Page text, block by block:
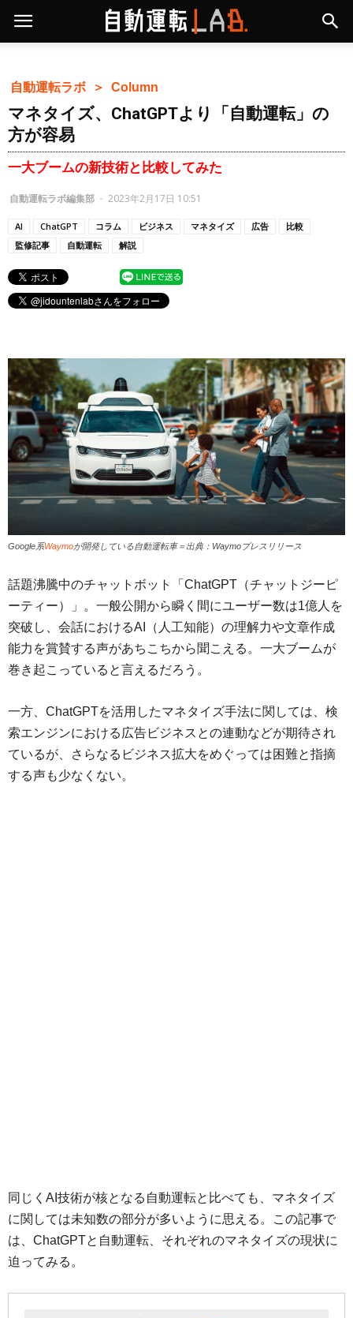
自動運転ラボ ＞ Column
マネタイズ、ChatGPTより「自動運転」の
方が容易
一大ブームの新技術と比較してみた
自動運転ラボ編集部 - 2023年2月17日 10:51
AI ChatGPT コラム ビジネス マネタイズ 広告
比較
監修記事
自動運転 解説
Google系Waymoが開発している自動運転車＝出典：Waymoプレスリリース
話題沸騰中のチャットボット「ChatGPT（チャットジーピ
ーティー）」。一般公開から瞬く間にユーザー数は1億人を
突破し、会話におけるAI（人工知能）の理解力や文章作成
能力を賞賛する声があちこちから聞こえる。一大ブームが
巻き起こっていると言えるだろう。
一方、ChatGPTを活用したマネタイズ手法に関しては、検
索エンジンにおける広告ビジネスとの連動などが期待され
ているが、さらなるビジネス拡大をめぐっては困難と指摘
する声も少なくない。
同じくAI技術が核となる自動運転と比べても、マネタイズ
に関しては未知数の部分が多いように思える。この記事で
は、ChatGPTと自動運転、それぞれのマネタイズの現状に
迫ってみる。